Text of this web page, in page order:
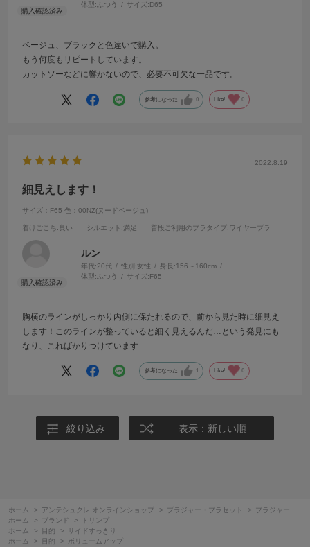
体型:ふつう サイズ:D65
ベージュ、ブラックと色違いで購入。
もう何度もリピートしています。
カットソーなどに響かないので、必要不可欠な一品です。
参考になった 0 Like! 0
2022.8.19
細見えします！
サイズ：F65 色：00NZ(ヌードベージュ)
着けごこち:良い シルエット :満足 普段ご利用のブラタイプ :ワイヤーブラ
ルン
年代:20代 性別:女性 身長:156～160cm
体型: ふつう サイズ:F65
胸横のラインがしっかり内側に保たれるので、前から見た時に細見え
します！このラインが整っていると細く見えるんだ…という発見にも
なり、こればかりつけています
参考になった 1 Like! 0
絞り込み 表示：新しい順
ホーム > アンテシュクレ オンラインショップ > ブラジャー・ブラセット >
ブラジャー
ホーム
> ブランド >
トリンプ
ホーム
> 目的 >
サイドすっきり
ホーム
> 目的 > ボリュームアップ